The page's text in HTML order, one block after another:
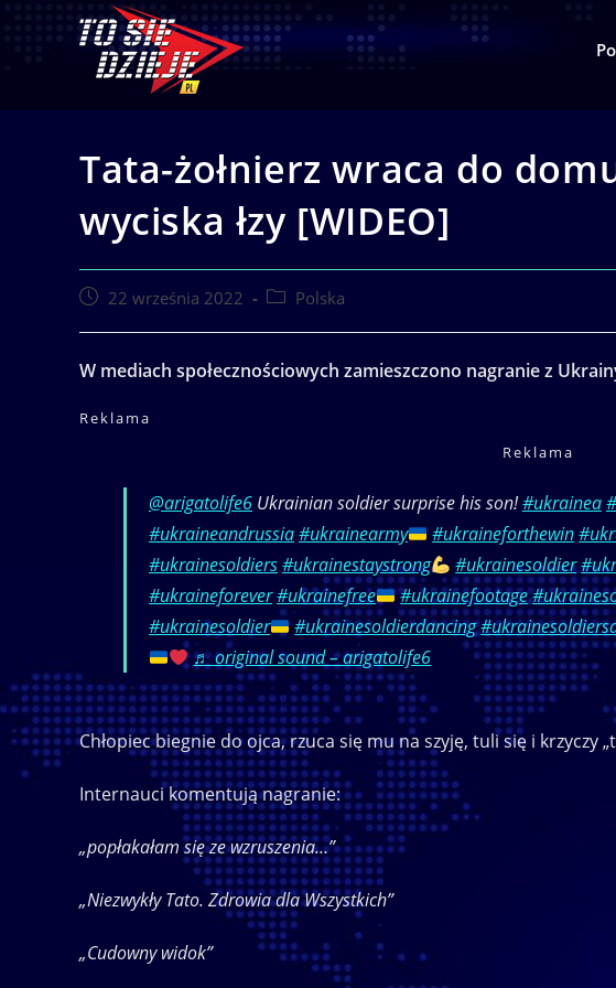
Tata-żołnierz wraca do
wyciska łzy [WIDEO]
Post 22 września 2022
Post Polska
W mediach społecznościowych zamieszczono nagranie z
Reklama
Reklama
@arigatolife6 Ukrainian soldier surprise his son!#ukrainea
#ukraineandrussia#ukrainearmy #ukraineforthewin
#ukrainesoldiers#ukrainestaystrong #ukrainesoldier
#ukraineforever#ukrainefree #ukrainefootage
#ukrainesoldier
#ukrainesoldierdancing
♬ original sound – arigatolife6
Chłopiec biegnie do ojca, rzuca się mu na szyję, tuli się i krzyczy
Internauci komentują nagranie:
„popłakałam się ze wzruszenia…”
„Niezwykły Tato. Zdrowia dla Wszystkich”
„Cudowny widok”